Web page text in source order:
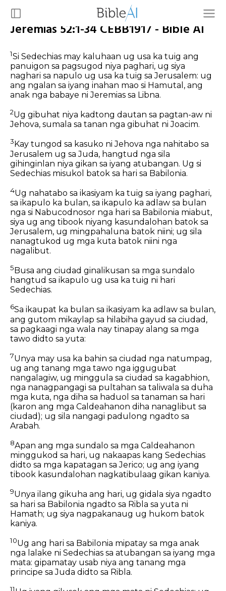
Jeremias 52:1-34 CEBB1917 - Bible AI
1Si Sedechias may kaluhaan ug usa ka tuig ang
panuigon sa pagsugod niya paghari, ug siya
naghari sa napulo ug usa ka tuig sa Jerusalem: ug
ang ngalan sa iyang inahan mao si Hamutal, ang
anak nga babaye ni Jeremias sa Libna.
2Ug gibuhat niya kadtong dautan sa pagtan-aw ni
Jehova, sumala sa tanan nga gibuhat ni Joacim.
3 Kay tungod sa kasuko ni Jehova nga nahitabo sa
Jerusalem ug sa Juda, hangtud nga sila
gihinginlan niya gikan sa iyang atubangan. Ug si
Sedechias misukol batok sa hari sa Babilonia.
4Ug nahatabo sa ikasiyam ka tuig sa iyang paghari,
sa ikapulo ka bulan, sa ikapulo ka adlaw sa bulan
nga si Nabucodnosor nga hari sa Babilonia miabut,
siya ug ang tibook niyang kasundalohan batok sa
Jerusalem, ug mingpahaluna batok niini; ug sila
nanagtukod ug mga kuta batok niini nga
nagalibut.
5 Busa ang ciudad ginalikusan sa mga sundalo
hangtud sa ikapulo ug usa ka tuig ni hari
Sedechias.
6Sa ikaupat ka bulan sa ikasiyam ka adlaw sa bulan,
ang gutom mikaylap sa hilabiha gayud sa ciudad,
sa pagkaagi nga wala nay tinapay alang sa mga
tawo didto sa yuta:
7Unya may usa ka bahin sa ciudad nga natumpag,
ug ang tanang mga tawo nga iggugubat
nangalagiw, ug minggula sa ciudad sa kagabhion,
nga nanagpangagi sa pultahan sa taliwala sa duha
mga kuta, nga diha sa haduol sa tanaman sa hari
(karon ang mga Caldeahanon diha nanaglibut sa
ciudad); ug sila nangagi padulong ngadto sa
Arabah.
8Apan ang mga sundalo sa mga Caldeahanon
minggukod sa hari, ug nakaapas kang Sedechias
didto sa mga kapatagan sa Jerico; ug ang iyang
tibook kasundalohan nagkatibulaag gikan kaniya.
9Unya ilang gikuha ang hari, ug gidala siya ngadto
sa hari sa Babilonia ngadto sa Ribla sa yuta ni
Hamath; ug siya nagpakanaug ug hukom batok
kaniya.
10Ug ang hari sa Babilonia mipatay sa mga anak
nga lalake ni Sedechias sa atubangan sa iyang mga
mata: gipamatay usab niya ang tanang mga
principe sa Juda didto sa Ribla.
11